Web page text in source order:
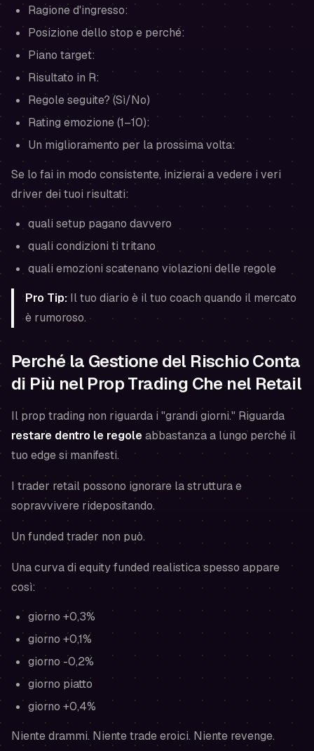
Ragione d'ingresso:
Posizione dello stop e perché:
Piano target:
Risultato in R:
Regole seguite? (Sì/No)
Rating emozione (1–10):
Un miglioramento per la prossima volta:
Se lo fai in modo consistente, inizierai a vedere i veri
driver dei tuoi risultati:
quali setup pagano davvero
quali condizioni ti tritano
quali emozioni scatenano violazioni delle regole
Pro Tip:Il tuo diario è il tuo coach quando il mercato
è rumoroso.
Perché la Gestione del Rischio Conta
di Più nel Prop Trading Che nel Retail
Il prop trading non riguarda i "grandi giorni." Riguarda
restare dentro le regoleabbastanza a lungo perché il
tuo edge si manifesti.
I trader retail possono ignorare la struttura e
sopravvivere ridepositando.
Un funded trader non può.
Una curva di equity funded realistica spesso appare
così:
giorno +0,3%
giorno +0,1%
giorno -0,2%
giorno piatto
giorno +0,4%
Niente drammi. Niente trade eroici. Niente revenge.